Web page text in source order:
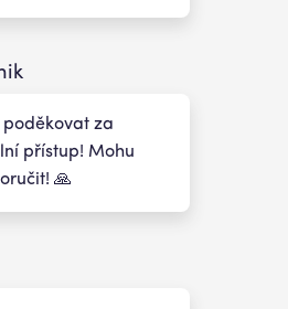
za
přístup! Mohu
🙏